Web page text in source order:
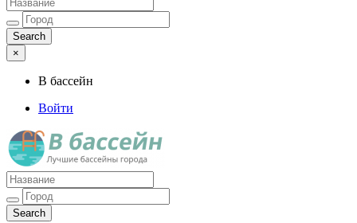
×
В бассейн
Войти
Лучшие бассейны города